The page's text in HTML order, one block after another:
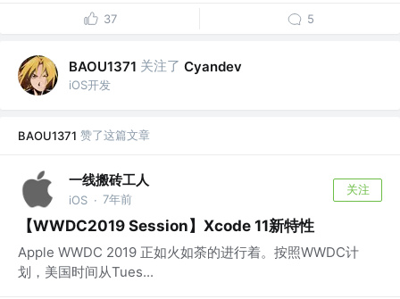
37 5
BAOU1371 关注了 Cyandev
iOS开发
BAOU1371 赞了这篇文章
一线搬砖工人
iOS · 7年前
关注
【WWDC2019 Session】Xcode 11新特性
Apple WWDC 2019 正如火如荼的进行着。按照WWDC计
划，美国时间从Tues...